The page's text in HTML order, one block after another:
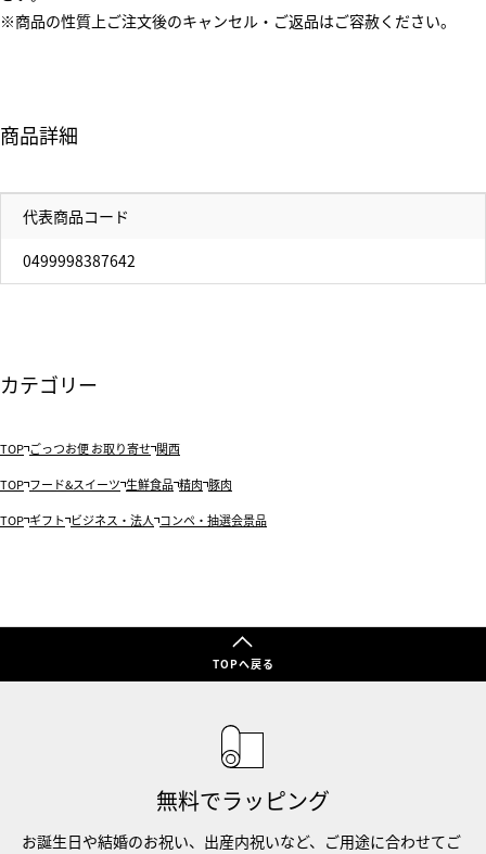
※商品の性質上ご注文後のキャンセル・ご返品はご容赦ください。
商品詳細
代表商品コード
0499998387642
カテゴリー
TOP ごっつお便 お取り寄せ 関西
TOP フード&スイーツ 生鮮食品 精肉 豚肉
TOP ギフト ビジネス・法人 コンペ・抽選会景品
TOPへ戻る
無料でラッピング
お誕生日や結婚のお祝い、出産内祝いなど、ご用途に合わせてご